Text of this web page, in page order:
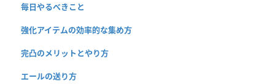
毎日やるべきこと
強化アイテムの効率的な集め方
完凸のメリットとやり方
エールの送り方